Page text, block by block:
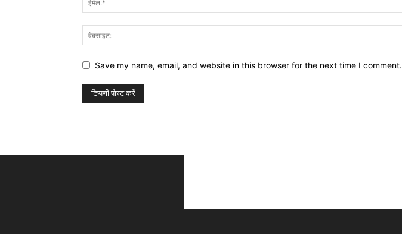
Save my name, email, and website in this browser for the next time I comment.